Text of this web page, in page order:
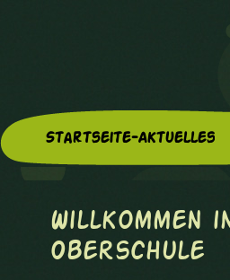
Startseite-Aktuelles
Willkommen
Oberschule